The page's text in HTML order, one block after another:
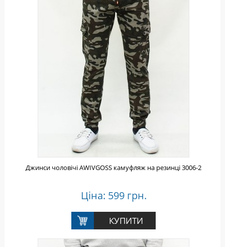
Джинси чоловічі AWIVGOSS камуфляж на резинці 3006-2
Ціна: 599 грн.